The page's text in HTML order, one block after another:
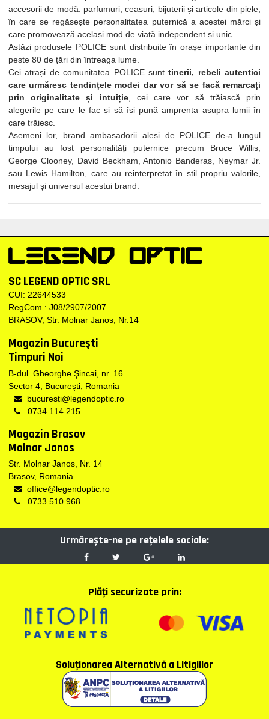
accesorii de modă: parfumuri, ceasuri, bijuterii și articole din piele,
în care se regăsește personalitatea puternică a acestei mărci și
care promovează același mod de viață independent și unic.
Astăzi produsele POLICE sunt distribuite în orașe importante din
peste 80 de țări din întreaga lume.
Cei atrași de comunitatea POLICE sunttinerii, rebeli autentici
care urmăresc tendințele modei dar vor să se facă remarcați
prin originalitate și intuiție, cei care vor să trăiască prin
alegerile pe care le fac și să își pună amprenta asupra lumii în
care trăiesc.
Asemeni lor, brand ambasadorii aleși de POLICE de-a lungul
timpului au fost personalități puternice precum Bruce Willis,
George Clooney, David Beckham, Antonio Banderas, Neymar Jr.
sau Lewis Hamilton, care au reinterpretat în stil propriu valorile,
mesajul și universul acestui brand.
SC LEGEND OPTIC SRL
CUI: 22644533
RegCom.: J08/2907/2007
BRASOV, Str. Molnar Janos, Nr.14
Magazin Bucureşti
Timpuri Noi
B-dul. Gheorghe Şincai, nr. 16
Sector 4, Bucureşti, Romania
bucuresti@legendoptic.ro
0734 114 215
Magazin Brasov
Molnar Janos
Str. Molnar Janos, Nr. 14
Brasov, Romania
office@legendoptic.ro
0733 510 968
Urmărește-ne pe reţelele sociale:
Plăţi securizate prin:
Soluţionarea Alternativă a Litigiilor